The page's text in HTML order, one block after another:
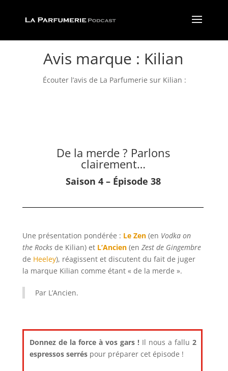
Avis marque : Kilian
Écouter l’avis de La Parfumerie sur Kilian :
De la merde ? Parlons
clairement…
Saison 4 – Épisode 38
Une présentation pondérée : Le Zen (en Vodka on
the Rocksde Kilian) et L’Ancien (enZest de Gingembre
de Heeley), réagissent et discutent du fait de juger
la marque Kilian comme étant « de la merde ».
Par L’Ancien.
Donnez de la force à vos gars !Il nous a fallu 2
espressos serrés pour préparer cet épisode !